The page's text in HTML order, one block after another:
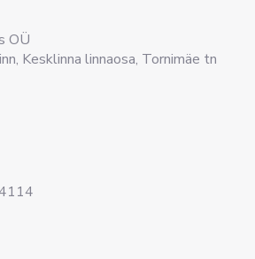
OÜ
Kesklinna linnaosa, Tornimäe tn